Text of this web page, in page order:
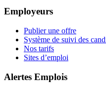
Employeurs
Publier une offre
Système de suivi des
Nos tarifs
Sites d’emploi
Alertes Emplois